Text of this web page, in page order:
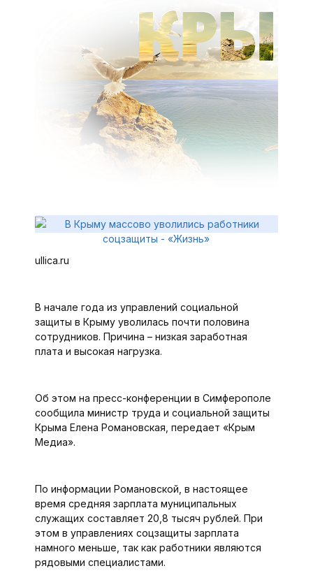
ullica.ru
В начале года из управлений социальной
защиты в Крыму уволилась почти половина
сотрудников. Причина – низкая заработная
плата и высокая нагрузка.
Об этом на пресс-конференции в Симферополе
сообщила министр труда и социальной защиты
Крыма Елена Романовская, передает «Крым
Медиа».
По информации Романовской, в настоящее
время средняя зарплата муниципальных
служащих составляет 20,8 тысяч рублей. При
этом в управлениях соцзащиты зарплата
намного меньше, так как работники являются
рядовыми специалистами.